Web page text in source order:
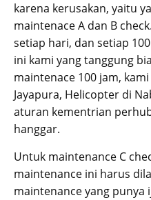
karena kerusakan, yaitu
maintenace A dan B
setiap hari, dan setiap
ini kami yang tanggung
maintenace 100 jam,
Jayapura, Helicopter di
aturan kementrian
hanggar.
Untuk maintenance C
maintenance ini harus
maintenance yang punya